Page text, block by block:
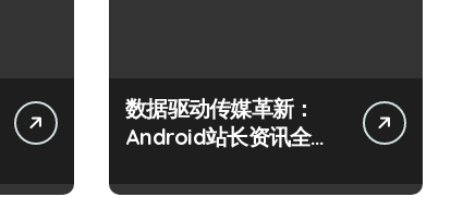
数据驱动传媒革新：
Android站长资讯全攻